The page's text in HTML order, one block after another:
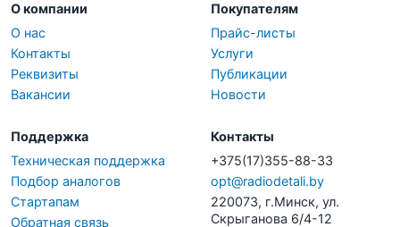
О компании
О нас
Контакты
Реквизиты
Вакансии
Покупателям
Прайс-листы
Услуги
Публикации
Новости
Поддержка
Техническая поддержка
Подбор аналогов
Стартапам
Обратная связь
Контакты
+375(17)355-88-33
opt@radiodetali.by
220073, г.Минск, ул.
Скрыганова 6/4-12